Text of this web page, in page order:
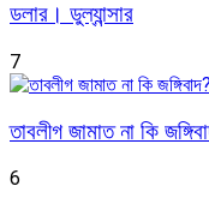
ডলার। ডুল্যান্সার
7
তাবলীগ জামাত না কি
6